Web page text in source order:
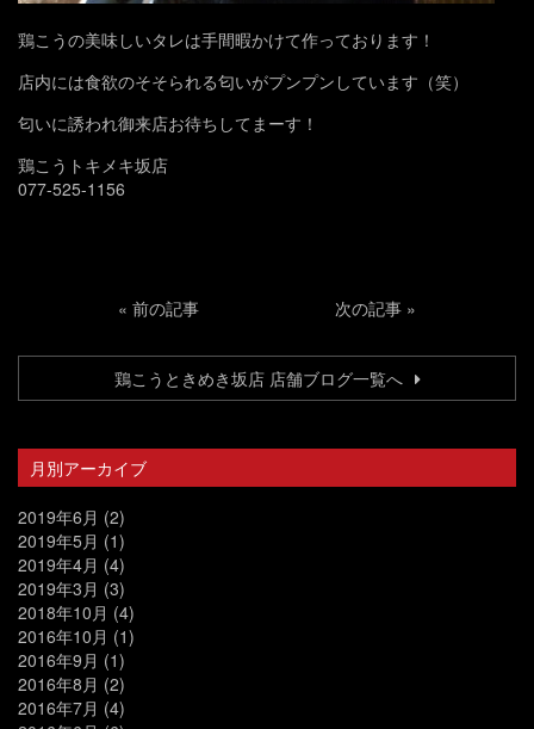
鶏こうの美味しいタレは手間暇かけて作っております！
店内には食欲のそそられる匂いがプンプンしています（笑）
匂いに誘われ御来店お待ちしてまーす！
鶏こうトキメキ坂店
077-525-1156
« 前の記事 次の記事 »
鶏こうときめき坂店 店舗ブログ一覧へ
月別アーカイブ
2019年6月 (2)
2019年5月 (1)
2019年4月 (4)
2019年3月 (3)
2018年10月 (4)
2016年10月 (1)
2016年9月 (1)
2016年8月 (2)
2016年7月 (4)